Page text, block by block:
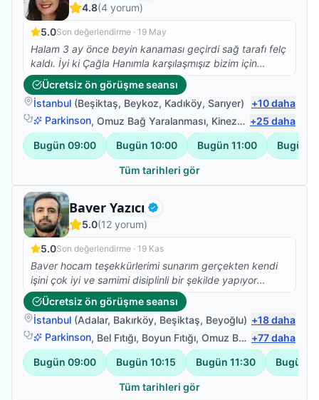
4.8(4 yorum)
5.0Son değerlendirme · 19 May
Halam 3 ay önce beyin kanaması geçirdi sağ tarafı felç
kaldı. İyi ki Çağla Hanımla karşılaşmışız bizim için
büyük bir şanstı evde fizik tedavi hizmeti aldık ve
halam şuanda desteksiz şekilde yürüyor ve elini
kullanmaya başladı hala tedavimiz devam ediyor.
Detaylı ve özverili çalışmasından dolayı kendisine çok
teşekkür ederim. Bizim için her zaman umut oldu.
Ücretsiz ön görüşme seansı
İstanbul (Beşiktaş, Beykoz, Kadıköy, Sarıyer) +10daha
Parkinson, Omuz Bağ Yaralanması, Kinezyolojik Bantlama +25 daha
Bugün 09:00 Bugün 10:00 Bugün 11:00 Bugün
Tüm tarihleri gör
Baver Yazıcı Doğrulanmış
Fizyoterapist
5.0(12 yorum)
5.0Son değerlendirme · 19 Kas
Baver hocam teşekkürlerimi sunarım gerçekten kendi
işini çok iyi ve samimi disiplinli bir şekilde yapıyor
başarılar hocam
Ücretsiz ön görüşme seansı
İstanbul (Adalar, Bakırköy, Beşiktaş, Beyoğlu) +18daha
Parkinson, Bel Fıtığı, Boyun Fıtığı, Omuz Bağ Yaralanması +77daha
Bugün 09:00 Bugün 10:15 Bugün 11:30 Bugün
Tüm tarihleri gör